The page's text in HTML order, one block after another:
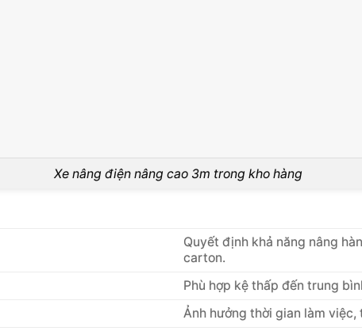
Xe nâng điện nâng cao 3m trong kho hàng
Quyết định khả năng nâng
carton.
Phù hợp kệ thấp đến trung
Ảnh hưởng thời gian làm